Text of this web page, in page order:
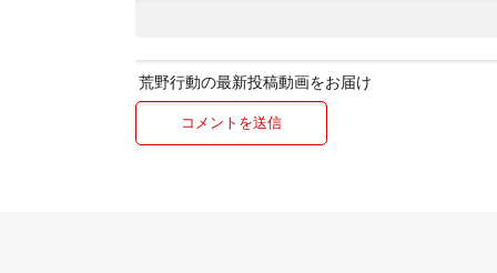
荒野行動の最新投稿動画をお届け